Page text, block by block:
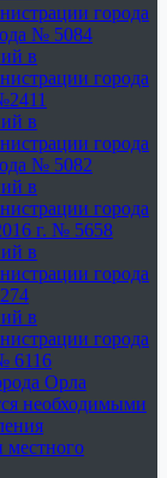
города
№ 5084
в
города
в
города
№ 5082
в
города
г. № 5658
в
города
в
города
6116
Орла
необходимыми
местного